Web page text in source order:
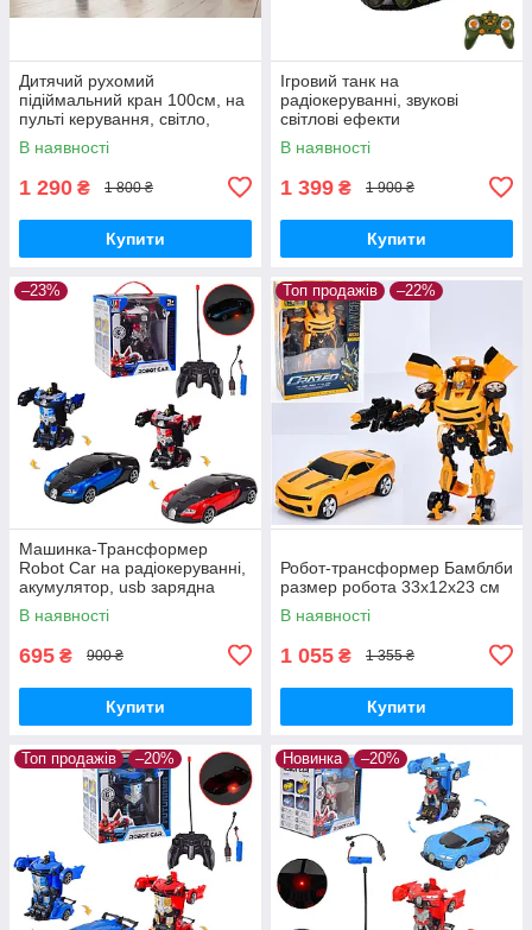
Дитячий рухомий
підіймальний кран 100см, на
пульті керування, світло,
батарейки, 6391
В наявності
1 290 ₴ 1 800 ₴
Купити
Ігровий танк на
радіокеруванні, звукові
світлові ефекти
В наявності
1 399 ₴ 1 900 ₴
Купити
–23%
Машинка-Трансформер
Robot Car на радіокеруванні,
акумулятор, usb зарядна
В наявності
695 ₴ 900 ₴
Купити
Топ продажів –22%
Робот-трансформер Бамблби
размер робота 33х12х23 см
В наявності
1 055 ₴ 1 355 ₴
Купити
Топ продажів –20% Новинка –20%